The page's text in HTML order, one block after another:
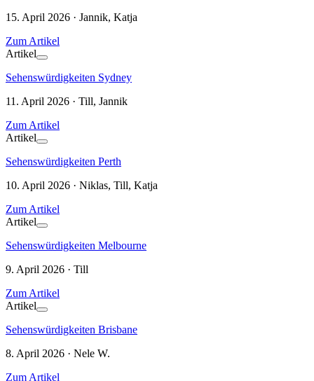
15. April 2026 · Jannik, Katja
Zum Artikel
Artikel
Sehenswürdigkeiten Sydney
11. April 2026 · Till, Jannik
Zum Artikel
Artikel
Sehenswürdigkeiten Perth
10. April 2026 · Niklas, Till, Katja
Zum Artikel
Artikel
Sehenswürdigkeiten Melbourne
9. April 2026 · Till
Zum Artikel
Artikel
Sehenswürdigkeiten Brisbane
8. April 2026 · Nele W.
Zum Artikel